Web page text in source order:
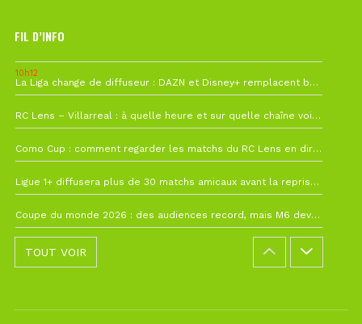
FIL D’INFO
10h12
La Liga change de diffuseur : DAZN et Disney+ remplacent beIN Sports !
RC Lens – Villarreal : à quelle heure et sur quelle chaîne voir la finale de la Como Cup ?
Como Cup : comment regarder les matchs du RC Lens en direct ?
Ligue 1+ diffusera plus de 30 matchs amicaux avant la reprise de la Ligue 1
Coupe du monde 2026 : des audiences record, mais M6 devrait perdre très gros !
TOUT VOIR